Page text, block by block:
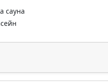
сауна